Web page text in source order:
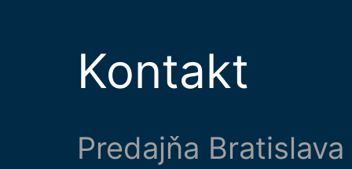
Kontakt
Predajňa Bratislava